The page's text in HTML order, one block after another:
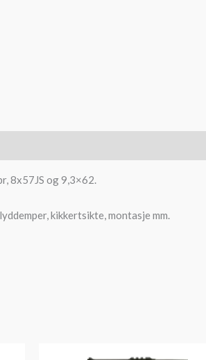
8x57JS og 9,3×62.
kikkertsikte, montasje mm.